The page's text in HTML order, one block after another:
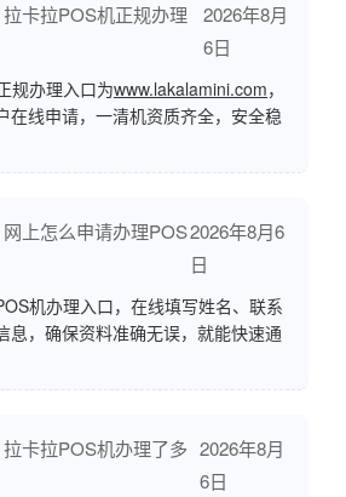
卡拉POS机正规办理
2026年8月
6日
规办理入口为www.lakalamini.com，
在线申请，一清机资质齐全，安全稳
上怎么申请办理POS2026年8月6
日
机办理入口，在线填写姓名、联系
息，确保资料准确无误，就能快速通
卡拉POS机办理了多 2026年8月
6日